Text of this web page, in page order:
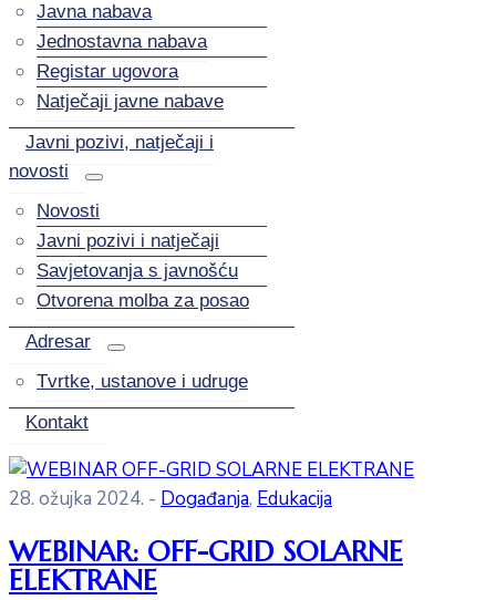
Javna nabava
Jednostavna nabava
Registar ugovora
Natječaji javne nabave
Javni pozivi, natječaji i
novosti
Novosti
Javni pozivi i natječaji
Savjetovanja s javnošću
Otvorena molba za posao
Adresar
Tvrtke, ustanove i udruge
Kontakt
28. ožujka 2024. - Događanja‚ Edukacija
WEBINAR: OFF-GRID SOLARNE
ELEKTRANE